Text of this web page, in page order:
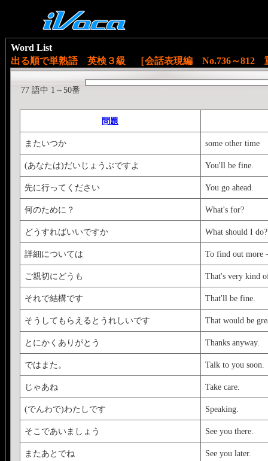
Word List
出る順で単熟語 英検３級 ［会話表現編 No.736～812
77 語中 1～50番
問題
またいつか some other time
(あなたは)だいじょうぶですよ You'll be fine.
先に行ってください You go ahead.
何のために？ What's for?
どうすればいいですか What should I do?
詳細については To find out more -
ご親切にどうも That's very kind
それで結構です That'll be fine.
そうしてもらえるとうれしいです That would be
とにかくありがとう Thanks anyway.
ではまた。 Talk to you soon.
じゃあね Take care.
(でんわで)わたしです Speaking.
そこであいましょう See you there.
またあとでね See you later.